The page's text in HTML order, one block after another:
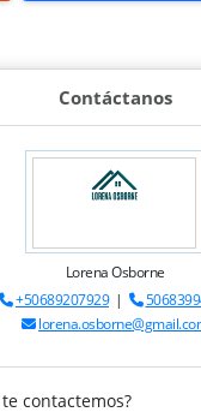
Contáctanos
Lorena Osborne
+50689207929|
contactemos?